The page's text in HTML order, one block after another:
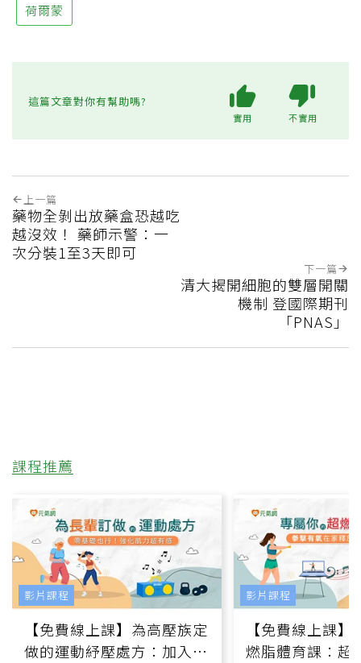
荷爾蒙
這篇文章對你有幫助嗎?
實用 不實用
上一篇
藥物全剝出放藥盒恐越吃
越沒效！ 藥師示警：一
次分裝1至3天即可
下一篇
清大揭開細胞的雙層開關
機制 登國際期刊
「PNAS」
課程推薦
【免費線上課】為高壓族定
做的運動紓壓處方：加入行
影片課程
【免費線上課
燃脂體育課：超
影片課程